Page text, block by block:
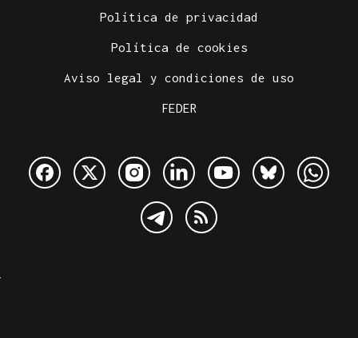
Política de privacidad
Política de cookies
Aviso legal y condiciones de uso
FEDER